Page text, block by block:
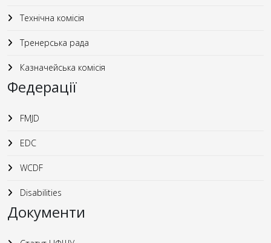
Технічна комісія
Тренерська рада
Казначейська комісія
Федерації
FMJD
EDC
WCDF
Disabilities
Документи